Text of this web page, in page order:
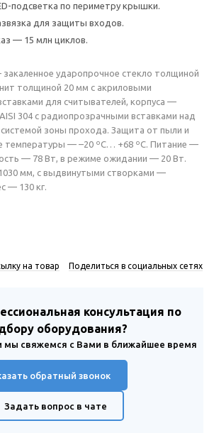
подсветка по периметру крышки.
для защиты входов.
— 15 млн циклов.
ударопрочное стекло толщиной
толщиной 20 мм с акриловыми
для считывателей, корпуса —
304 с радиопрозрачными вставками над
зоны прохода. Защита от пыли и
температуры — –20 ºС… +68 ºС. Питание —
— 78 Вт, в режиме ожидании — 20 Вт.
мм, с выдвинутыми створками —
— 130 кг.
на товар Поделиться в социальных сетях
консультация по
оборудования?
мы свяжемся с Вами в ближайшее время
обратный звонок
Задать вопрос в чате